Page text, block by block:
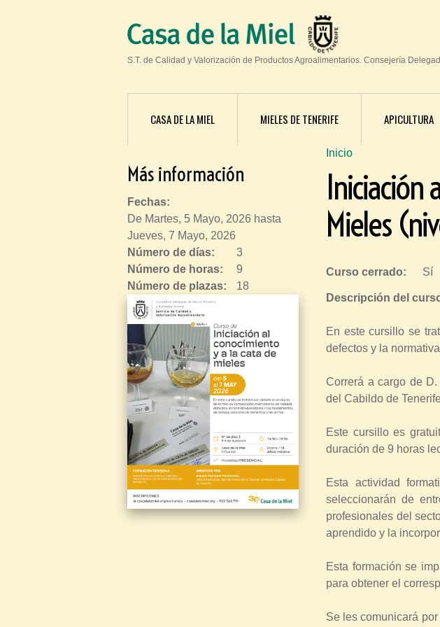
S.T. de Calidad y Valorización de Productos Agroalimentarios. Consejería
CASA DE LA MIEL MIELES DE TENERIFE APICULTURA
S
e
e
n
u
e
t
r
u
s
t
e
a
q
u
Inicio
Iniciación
Mieles
Curso cerrado: Sí
Descripción del
En este cursillo se
defectos y la
Correrá a cargo de
del Cabildo de
Este cursillo es
duración de 9 horas
Esta actividad
seleccionarán de
profesionales del
aprendido y la
Esta formación se
para obtener el
Se les comunicará
Más información
Fechas:
De Martes, 5 Mayo, 2026 hasta
Jueves, 7 Mayo, 2026
Número de días:
3
Número de horas:
9
Número de plazas:
18